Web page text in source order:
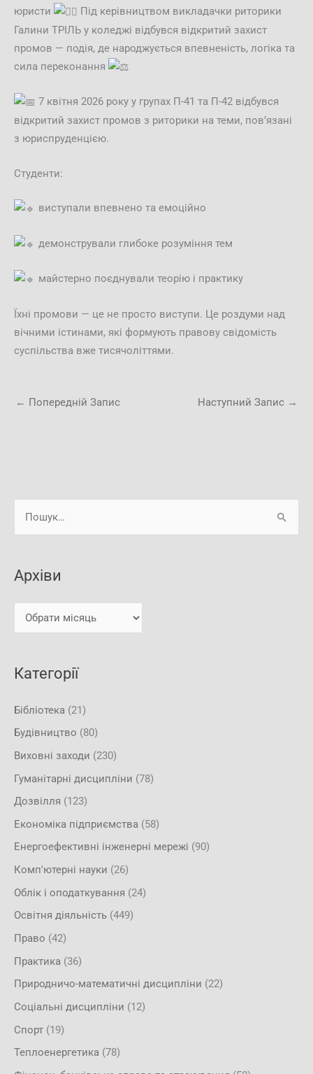
юристи
Під керівництвом викладачки риторики
Галини ТРІЛЬ у коледжі відбувся відкритий захист
промов — подія, де народжується впевненість, логіка та
сила переконання
7 квітня 2026 року у групах П-41 та П-42 відбувся
відкритий захист промов з риторики на теми, пов’язані
з юриспруденцією.
Студенти:
виступали впевнено та емоційно
демонстрували глибоке розуміння тем
майстерно поєднували теорію і практику
Їхні промови — це не просто виступи. Це роздуми над
вічними істинами, які формують правову свідомість
суспільства вже тисячоліттями.
← Попередній Запис Наступний Запис →
а
т
Архіви
Категорії
Бібліотека (21)
Будівництво (80)
Виховні заходи (230)
Гуманітарні дисципліни (78)
Дозвілля (123)
Економіка підприємства (58)
Енергоефективні інженерні мережі (90)
Комп'ютерні науки (26)
Облік і оподаткування (24)
Освітня діяльність (449)
Право (42)
Практика (36)
Природничо-математичні дисципліни (22)
Соціальні дисципліни (12)
Спорт (19)
Теплоенергетика (78)